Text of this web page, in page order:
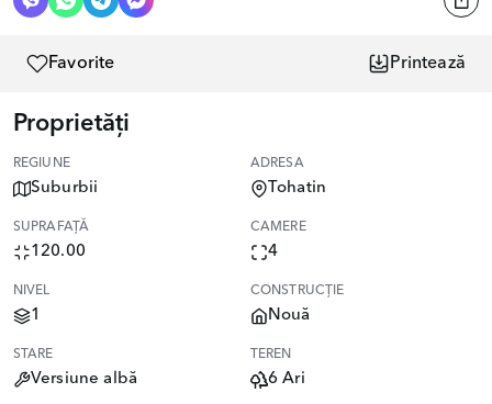
Favorite Printează
Proprietăți
REGIUNE
Suburbii
ADRESA
Tohatin
SUPRAFAȚĂ
120.00
CAMERE
4
NIVEL
1
CONSTRUCȚIE
Nouă
STARE
Versiune albă
TEREN
6 Ari